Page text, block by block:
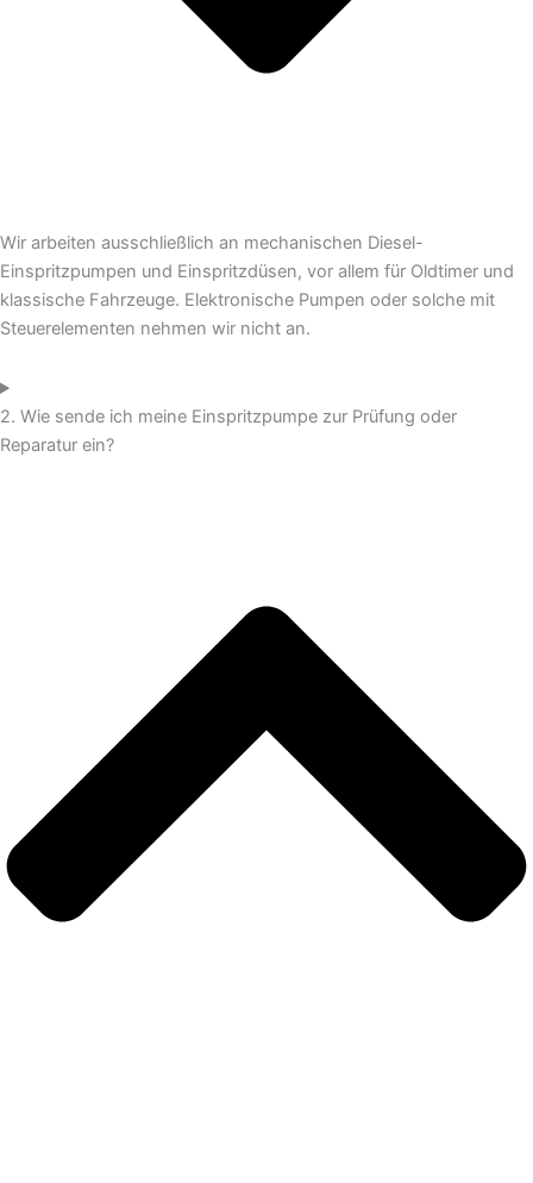
Wir arbeiten ausschließlich an mechanischen Diesel-
Einspritzpumpen und Einspritzdüsen, vor allem für Oldtimer und
klassische Fahrzeuge. Elektronische Pumpen oder solche mit
Steuerelementen nehmen wir nicht an.
2. Wie sende ich meine Einspritzpumpe zur Prüfung oder
Reparatur ein?